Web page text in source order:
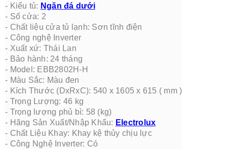
- Kiểu tủ: Ngăn đá dưới
- Số cửa: 2
- Chất liệu cửa tủ lạnh: Sơn tĩnh điện
- Công nghệ Inverter
- Xuất xứ: Thái Lan
- Bảo hành: 24 tháng
- Model : EBB2802H-H
- Màu Sắc: Màu đen
- Kích Thước (DxRxC): 540 x 1605 x 615 ( mm )
- Trọng Lượng: 46 kg
- Trọng lượng phủ bì: 58 (kg)
- Hãng Sản Xuất/Nhập Khẩu: Electrolux
- Chất Liệu Khay: Khay kệ thủy chịu lực
- Công Nghệ Inverter: Có